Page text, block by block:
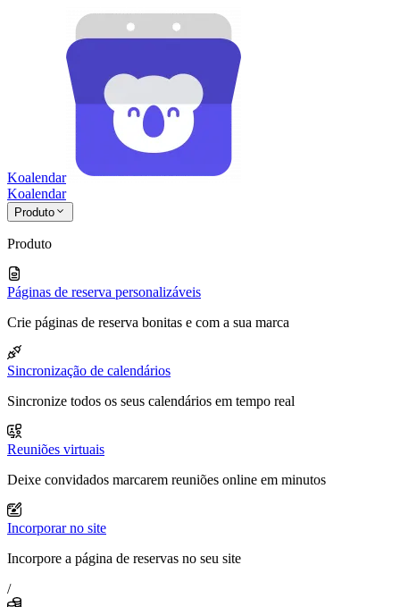
Koalendar
Koalendar
Produto
Produto
Páginas de reserva personalizáveis
Crie páginas de reserva bonitas e com a sua marca
Sincronização de calendários
Sincronize todos os seus calendários em tempo real
Reuniões virtuais
Deixe convidados marcarem reuniões online em minutos
Incorporar no site
Incorpore a página de reservas no seu site
/